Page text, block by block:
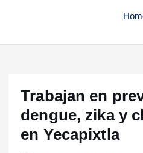
Trabajan en
dengue, zika y
en Yecapixtla